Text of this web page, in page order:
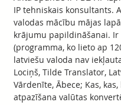
IP tehniskais konsultants.
valodas mācību mājas
krājumu papildināšanai. Ir
(programma, ko lieto ap
latviešu valoda nav
Lociņš, Tilde Translator,
Vārdenīte, Ābece; Kas,
atpazīšana valūtas